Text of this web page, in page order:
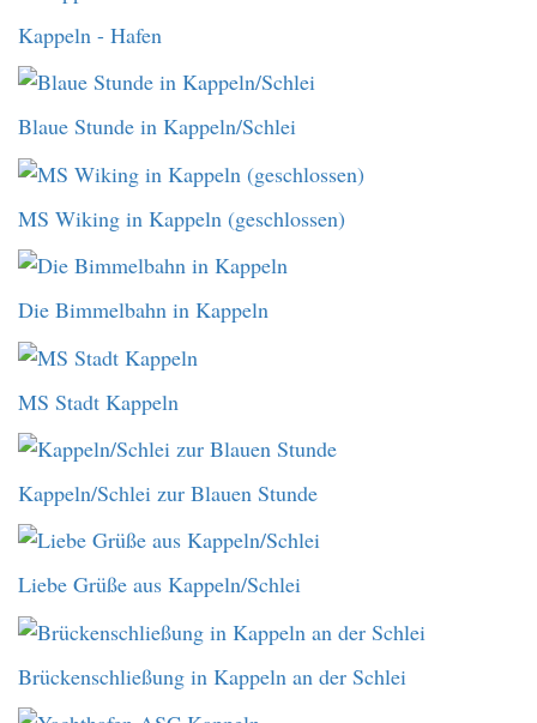
Kappeln - Hafen
Blaue Stunde in Kappeln/Schlei
MS Wiking in Kappeln (geschlossen)
Die Bimmelbahn in Kappeln
MS Stadt Kappeln
Kappeln/Schlei zur Blauen Stunde
Liebe Grüße aus Kappeln/Schlei
Brückenschließung in Kappeln an der Schlei